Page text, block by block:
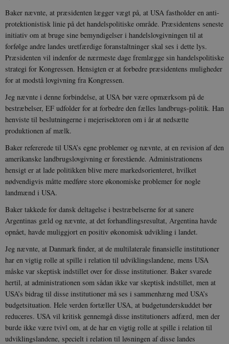
Baker nævnte, at præsidenten lægger vægt på, at USA fastholder en anti-
protektionistisk linie på det handelspolitiske område. Præsidentens seneste
initiativ om at bruge sine bemyndigelser i handelslovgivningen til at
forfølge andre landes uretfærdige foranstaltninger skal ses i dette lys.
Præsidenten vil indenfor de nærmeste dage fremlægge sin handelspolitiske
strategi for Kongressen. Hensigten er at forbedre præsidentens muligheder
for at modstå lovgivning fra Kongressen.
Jeg nævnte i denne forbindelse, at USA bør være opmærksom på de
bestræbelser, EF udfolder for at forbedre den fælles landbrugs-politik. Han
henviste til beslutningerne i mejerisektoren om i år at nedsætte
produktionen af mælk.
Baker refererede til USA’s egne problemer og nævnte, at en revision af den
amerikanske landbrugslovgivning er forestående. Administrationens
hensigt er at lade politikken blive mere markedsorienteret, hvilket
nødvendigvis måtte medføre store økonomiske problemer for nogle
landmænd i USA.
Baker takkede for dansk deltagelse i bestræbelserne for at sanere
Argentinas gæld og nævnte, at det forhandlingsresultat, Argentina havde
opnået, havde muliggjort en positiv økonomisk udvikling i landet.
Jeg nævnte, at Danmark finder, at de multilaterale finansielle institutioner
har en vigtig rolle at spille i relation til udviklingslandene, mens USA
måske var skeptisk indstillet over for disse institutioner. Baker svarede
hertil, at administrationen som sådan ikke var skeptisk indstillet, men at
USA’s bidrag til disse institutioner må ses i sammenhæng med USA’s
budgetsituation. Hele verden fortæller USA, at budgetunderskuddet bør
reduceres. USA vil kritisk gennemgå disse institutioners adfærd, men der
burde ikke være tvivl om, at de har en vigtig rolle at spille i relation til
udviklingslandene, specielt i relation til løsningen af disse landes
CloudFront-
Created-At
_gat_UA-
8822943-1